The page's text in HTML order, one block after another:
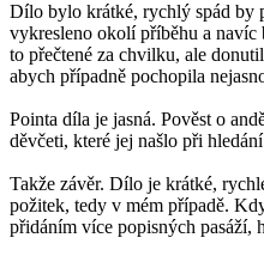
Dílo bylo krátké, rychlý spád by
vykresleno okolí příběhu a
to přečtené za chvilku, ale
abych případně pochopila
Pointa díla je jasná. Pověst o
děvčeti, které jej našlo při
Takže závěr. Dílo je krátké,
požitek, tedy v mém případě.
přidáním více popisných pasáží,